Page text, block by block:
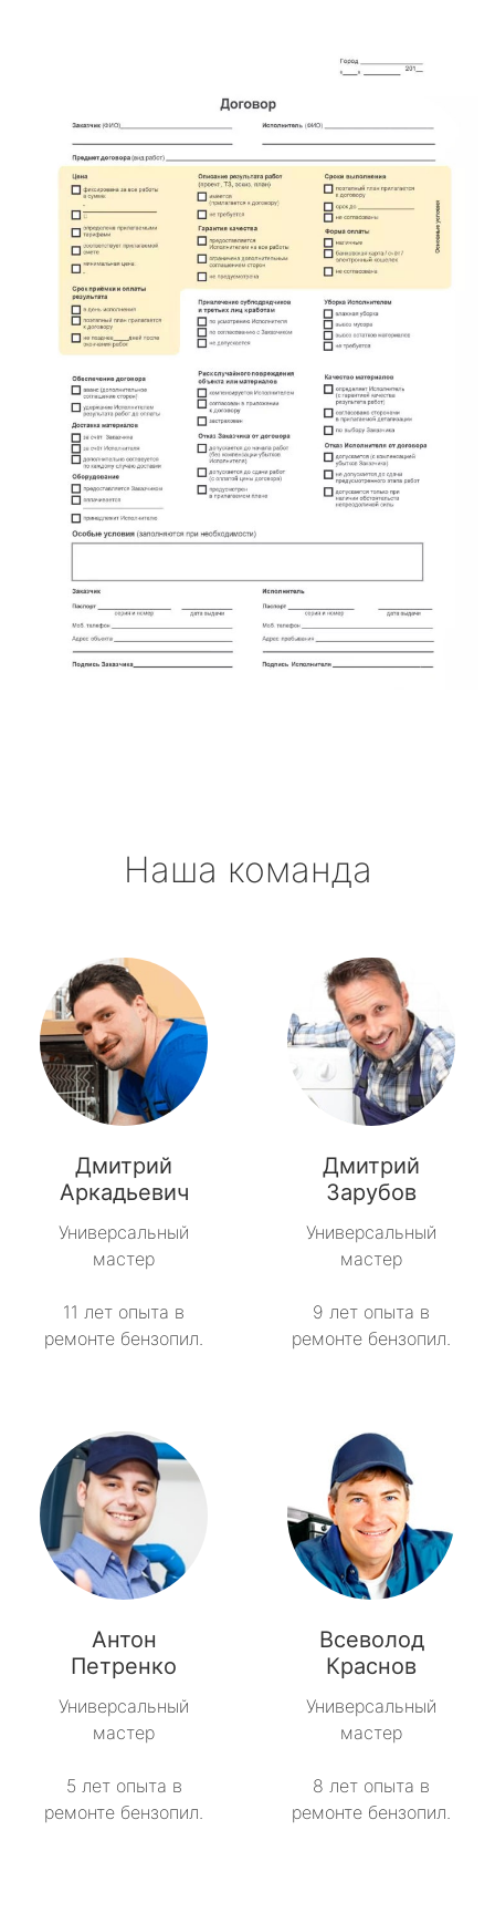
Наша команда
Дмитрий
Аркадьевич
Универсальный
мастер
11 лет опыта в
ремонте бензопил.
Дмитрий
Зарубов
Универсальный
мастер
9 лет опыта в
ремонте бензопил.
Антон
Петренко
Универсальный
мастер
5 лет опыта в
ремонте бензопил.
Всеволод
Краснов
Универсальный
мастер
8 лет опыта в
ремонте бензопил.